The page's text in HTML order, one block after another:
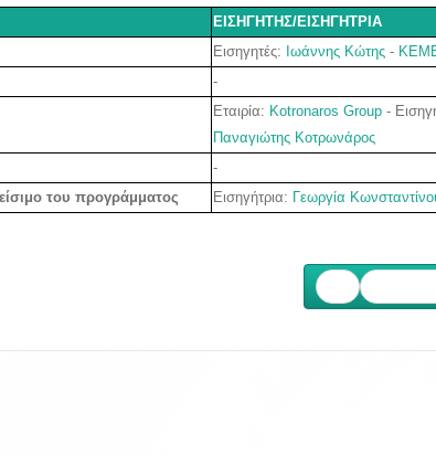
ΕΙΣΗΓΗΤΗΣ/ΕΙΣΗΓΗΤΡΙΑ
Εισηγητές: Ιωάννης Κώτης -
-
Εταιρία: Kotronaros Group -
Παναγιώτης Κοτρωνάρος
-
του προγράμματος Εισηγήτρια: Γεωργία